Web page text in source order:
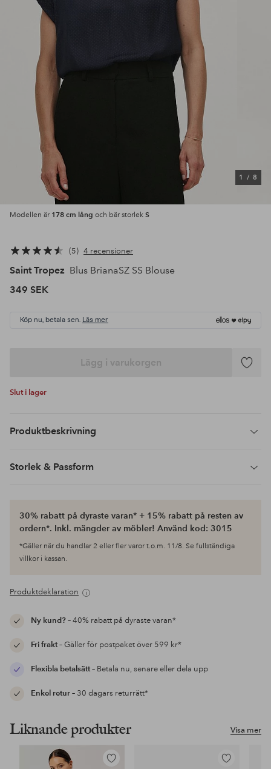
1 / 8
Modellen är 178 cm lång och bär storlek S
5 4 recensioner
Saint Tropez Blus BrianaSZ SS Blouse
349 SEK
Köp nu, betala sen. Läs mer
Lägg i varukorgen
Lägg
Slut i lager
Produktbeskrivning
Storlek & Passform
30% rabatt på dyraste varan* + 15% rabatt på resten av
ordern*. Inkl. mängder av möbler! Använd kod: 3015
*Gäller när du handlar 2 eller fler varor t.o.m. 11/8. Se fullständiga
villkor i kassan.
Produktdeklaration
Ny kund?– 40% rabatt på dyraste varan*
Fri frakt– Gäller för postpaket över 599 kr*
Flexibla betalsätt– Betala nu, senare eller dela upp
Enkel retur– 30 dagars returrätt*
Visa mer
Liknande produkter
Lägg
Lägg